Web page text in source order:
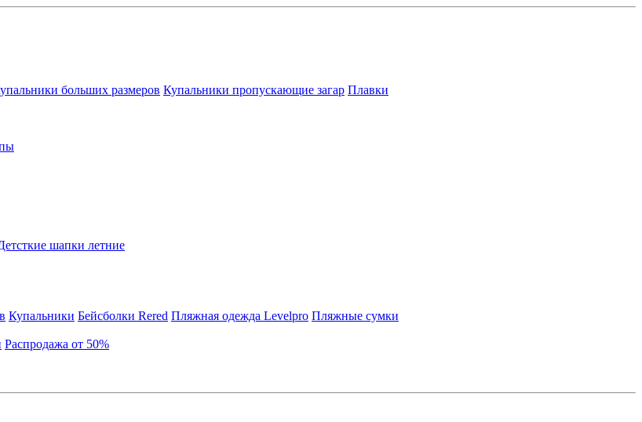
больших размеров Купальники пропускающие загар Плавки
шапки летние
Купальники Бейсболки Rered Пляжная одежда Levelpro Пляжные сумки
Распродажа от 50%